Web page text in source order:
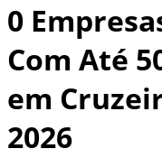
0
Com Até
em
2026